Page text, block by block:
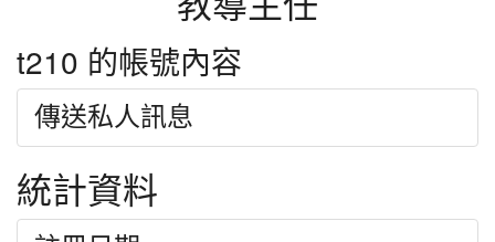
t210 的帳號內容
傳送私人訊息
統計資料